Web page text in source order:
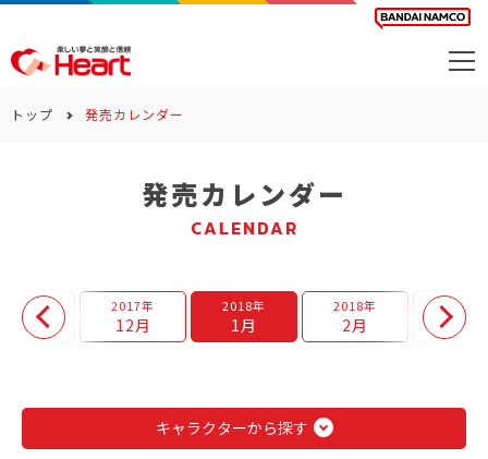
お問い合わせ
トップ 発売カレンダー
発売カレンダー
CALENDAR
2017年
11月
2017年
12月
2018年
1月
2018年
2月
2018年
3月
キャラクターから探す